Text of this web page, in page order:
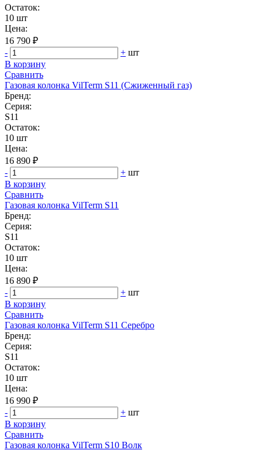
Остаток:
10 шт
Цена:
16 790 ₽
-
+ шт
В корзину
Сравнить
Газовая колонка VilTerm S11 (Сжиженный газ)
Бренд:
Серия:
S11
Остаток:
10 шт
Цена:
16 890 ₽
-
+ шт
В корзину
Сравнить
Газовая колонка VilTerm S11
Бренд:
Серия:
S11
Остаток:
10 шт
Цена:
16 890 ₽
-
+ шт
В корзину
Сравнить
Газовая колонка VilTerm S11 Серебро
Бренд:
Серия:
S11
Остаток:
10 шт
Цена:
16 990 ₽
-
+ шт
В корзину
Сравнить
Газовая колонка VilTerm S10 Волк